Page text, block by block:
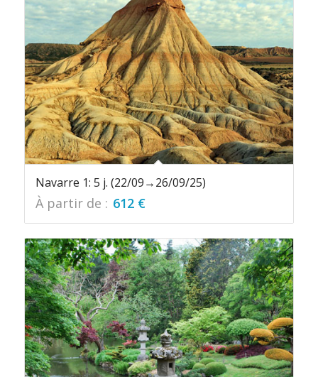
Navarre 1: 5 j. (22/09→26/09/25)
À partir de : 612 €